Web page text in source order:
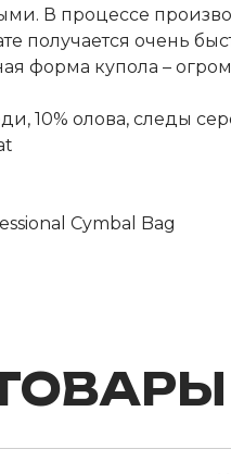
В процессе
получается очень
форма купола –
10% олова, следы
Cymbal Bag